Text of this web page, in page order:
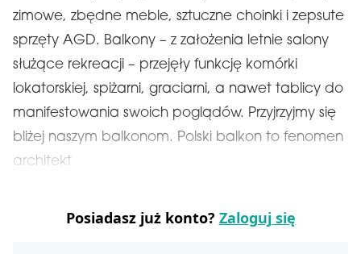
zimowe, zbędne meble, sztuczne choinki i zepsute
sprzęty AGD. Balkony – z założenia letnie salony
służące rekreacji – przejęły funkcję komórki
lokatorskiej, spiżarni, graciarni, a nawet tablicy do
manifestowania swoich poglądów. Przyjrzyjmy się
bliżej naszym balkonom. Polski balkon to fenomen
architekt
Posiadasz już konto? Zaloguj się